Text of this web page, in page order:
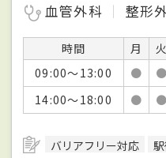
血管外科
整形
時間 月 火
09:00～13:00
● ●
14:00～18:00
● ●
バリアフリー対応